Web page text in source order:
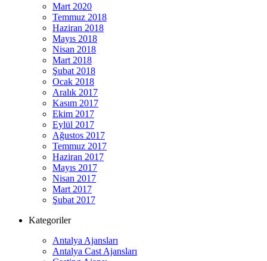
Mart 2020
Temmuz 2018
Haziran 2018
Mayıs 2018
Nisan 2018
Mart 2018
Şubat 2018
Ocak 2018
Aralık 2017
Kasım 2017
Ekim 2017
Eylül 2017
Ağustos 2017
Temmuz 2017
Haziran 2017
Mayıs 2017
Nisan 2017
Mart 2017
Şubat 2017
Kategoriler
Antalya Ajansları
Antalya Cast Ajansları